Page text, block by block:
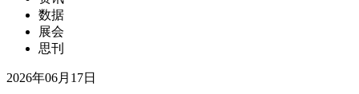
数据
展会
思刊
2026年06月17日